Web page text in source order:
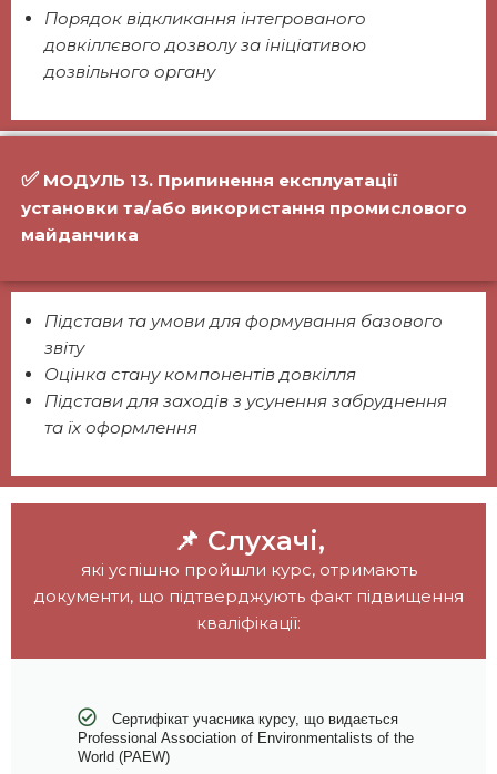
Порядок відкликання інтегрованого
довкіллєвого дозволу за ініціативою
дозвільного органу
✅МОДУЛЬ 13. Припинення експлуатації
установки та/або використання промислового
майданчика
Підстави та умови для формування базового
звіту
Оцінка стану компонентів довкілля
Підстави для заходів з усунення забруднення
та їх оформлення
📌 Слухачі,
які успішно пройшли курс, отримають
документи, що підтверджують факт підвищення
кваліфікації:
Сертифікат учасника курсу, що видається
Professional Association of Environmentalists of the
World (PAEW)